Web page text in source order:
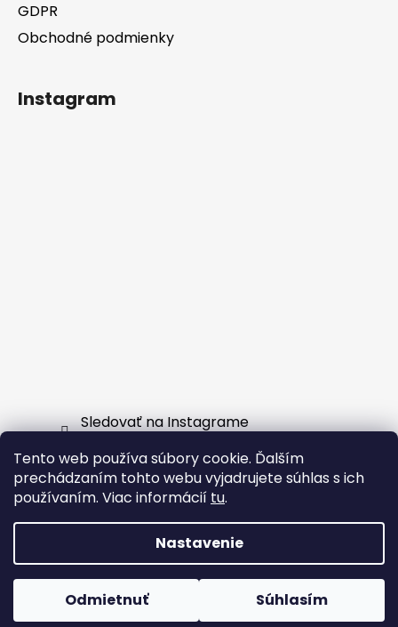
Tento web používa súbory cookie. Ďalším
prechádzaním tohto webu vyjadrujete súhlas s ich
používaním. Viac informácií tu.
Nastavenie
Odmietnuť Súhlasím
GDPR
Obchodné podmienky
Instagram
Sledovať na Instagrame
Facebook
Vytvoril Shoptet
Copyright 2026EXTERNSHOP.SK. Všetky práva